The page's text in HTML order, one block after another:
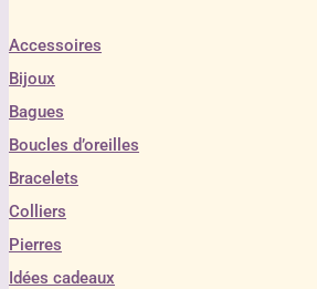
Accessoires
Bijoux
Bagues
Boucles d’oreilles
Bracelets
Colliers
Pierres
Idées cadeaux